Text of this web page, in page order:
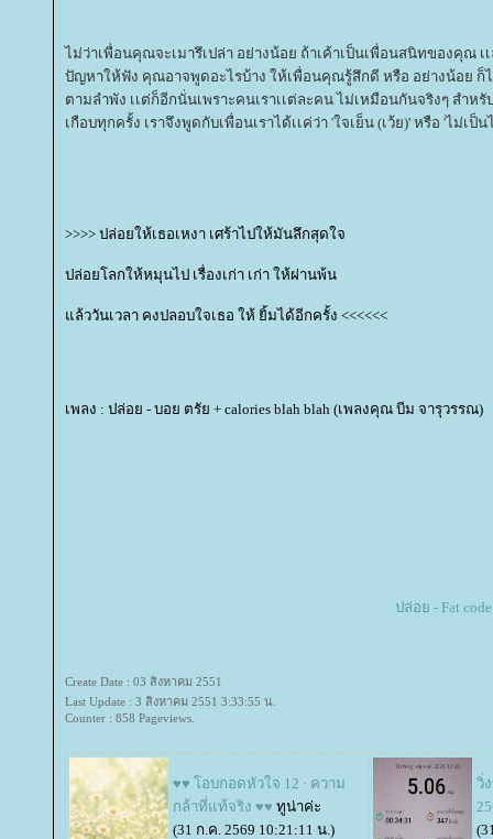
ไม่ว่าเพื่อนคุณจะเมารึเปล่า อย่างน้อย ถ้าเค้าเป็นเพื่อนสนิทของคุณ เ
ปัญหาให้ฟัง คุณอาจพูดอะไรบ้าง ให้เพื่อนคุณรู้สึกดี หรือ อย่างน้อย ก็
ตามลำพัง เเต่ก็อีกนั่นเพราะคนเราเเต่ละคน ไม่เหมือนกันจริงๆ สำห
เกือบทุกครั้ง เราจึงพูดกับเพื่อนเราได้เเค่ว่า 'ใจเย็น (เว้ย)' หรือ 'ไม่เป็
>>>> ปล่อยให้เธอเหงา เศร้าไปให้มันลึกสุดใจ
ปล่อยโลกให้หมุนไป เรื่องเก่า เก่า ให้ผ่านพ้น
ล้ววันเวลา คงปลอบใจเธอ ให้ ยิ้มได้อีกครั้ง <<<<<<
เพลง : ปล่อย - บอย ตรัย + calories blah blah (เพลงคุณ บีม จารุวรรณ)
ปล่อย - Fat
Create Date : 03 สิงหาคม 2551
Last Update : 3 สิงหาคม 2551 3:33:55 น.
Counter : 858 Pageviews.
♥♥ โอบกอดหัวใจ 12 · ความ
กล้าที่แท้จริง ♥♥ ทูน่าค่ะ
(31 ก.ค. 2569 10:21:11 น.)
วิ่